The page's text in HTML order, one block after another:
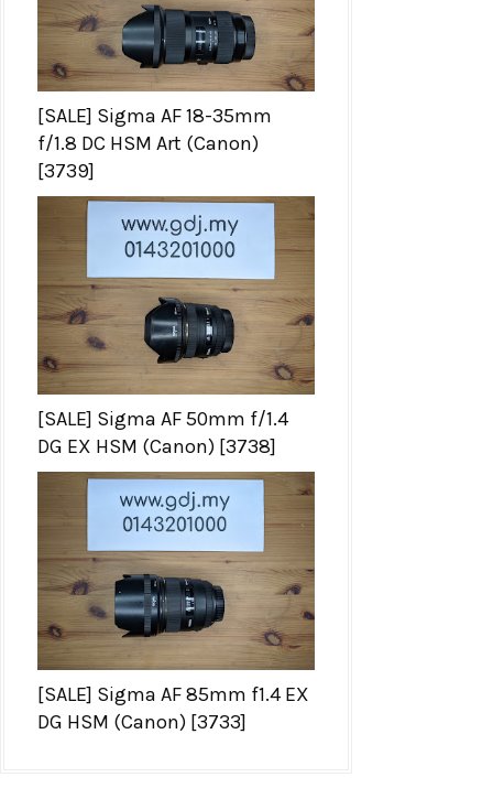
[SALE] Sigma AF 18-35mm
f/1.8 DC HSM Art (Canon)
[3739]
[SALE] Sigma AF 50mm f/1.4
DG EX HSM (Canon) [3738]
[SALE] Sigma AF 85mm f1.4 EX
DG HSM (Canon) [3733]